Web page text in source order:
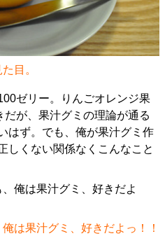
目。
ゼリー。りんごオレンジ果
が、果汁グミの理論が通る
はず。でも、俺が果汁グミ作
しくない関係なくこんなこと
は果汁グミ、好きだよっ！！